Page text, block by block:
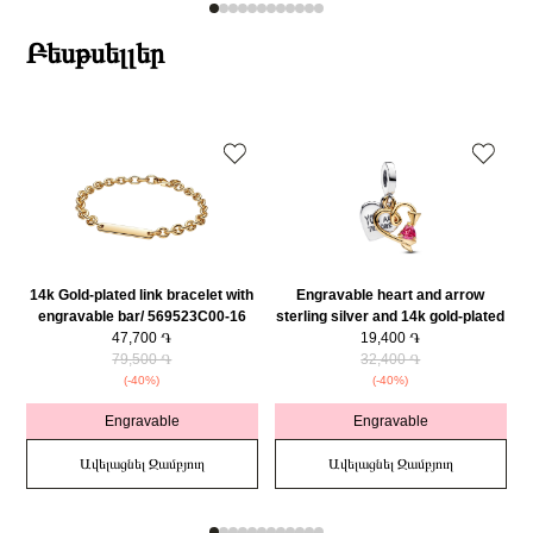
Բեսթսելլեր
14k Gold-plated link bracelet with
engravable bar/ 569523C00-16
47,700 ֏
79,500 ֏
(-40%)
Engravable
Ավելացնել Զամբյուղ
Engravable heart and arrow
sterling silver and 14k gold-plated
double dangle with red cubic
zirconia/ 763622C01
19,400 ֏
32,400 ֏
(-40%)
Engravable
Ավելացնել Զամբյուղ